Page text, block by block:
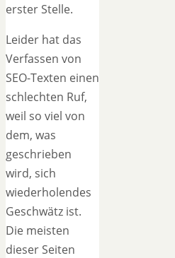
erster Stelle.
Leider hat das
Verfassen von
SEO-Texten einen
schlechten Ruf,
weil so viel von
dem, was
geschrieben
wird, sich
wiederholendes
Geschwätz ist.
Die meisten
dieser Seiten